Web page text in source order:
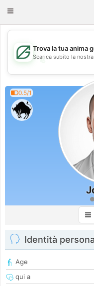
Toggle
💖
Trova la tua anima
Scarica subito la
0.5/1
Identità
Age
qui a